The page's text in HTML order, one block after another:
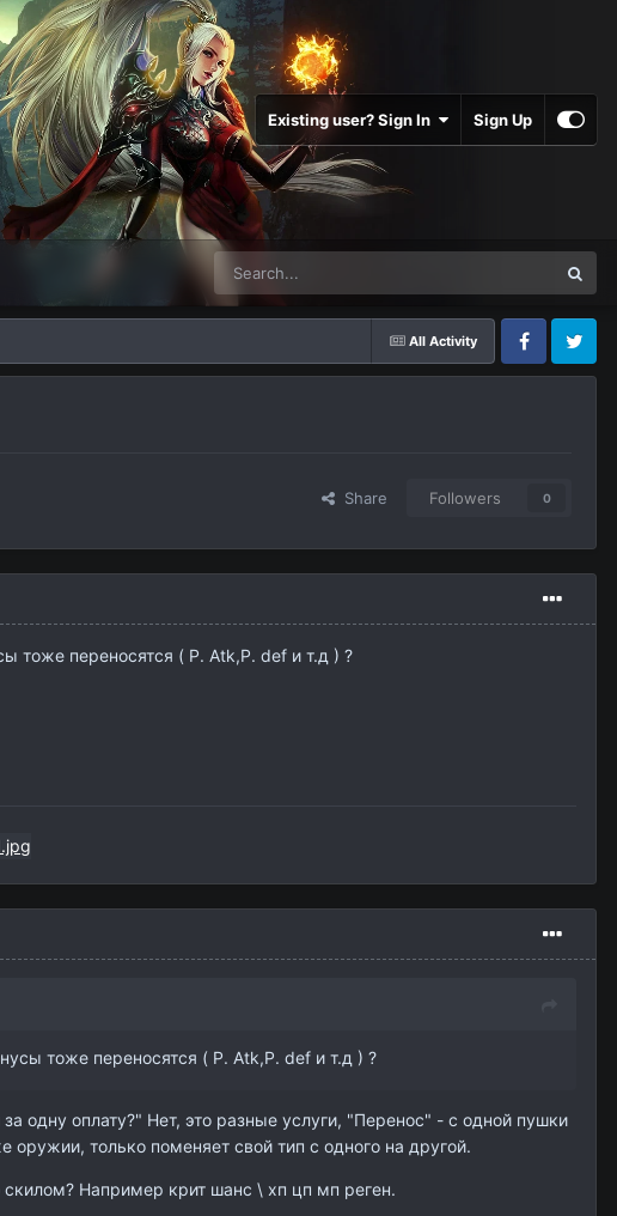
Existing user? Sign In Sign Up
All Activity
FacebookTwitter
Share Followers 0
тоже переносятся ( P. Atk,P. def и т.д ) ?
тоже переносятся ( P. Atk,P. def и т.д ) ?
одну оплату?" Нет, это разные услуги, "Перенос" - с одной пушки
только поменяет свой тип с одного на другой.
Например крит шанс \ хп цп мп реген.